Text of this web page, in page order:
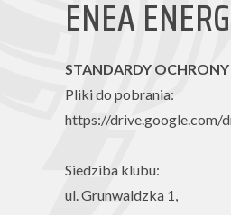
ENEA
STANDARDY
Pliki do pobrania:
https://drive.google.com/
Siedziba klubu:
ul. Grunwaldzka 1,